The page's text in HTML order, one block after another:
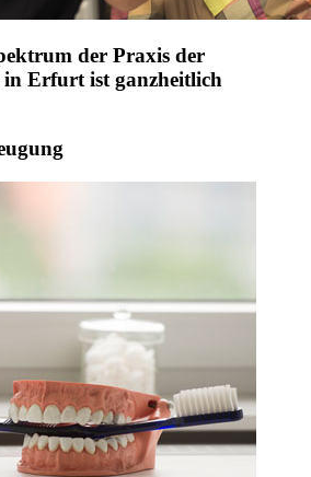
der Praxis der
Erfurt ist ganzheitlich